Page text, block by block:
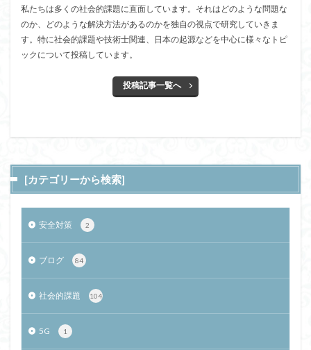
私たちは多くの社会的課題に直面しています。それはどのような問題な
のか、どのような解決方法があるのかを独自の視点で研究していきま
す。特に社会的課題や技術士関連、日本の起源などを中心に様々なトピ
ックについて投稿しています。
投稿記事一覧へ
[カテゴリーから検索]
安全対策 2
ブログ 84
社会的課題 104
5G 1